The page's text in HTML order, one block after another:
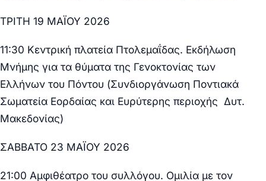
ΤΡΙΤΗ 19 ΜΑΪΟΥ 2026
11:30 Κεντρική πλατεία Πτολεμαΐδας. Εκδήλωση
Μνήμης για τα θύματα της Γενοκτονίας των
Ελλήνων του Πόντου (Συνδιοργάνωση Ποντιακά
Σωματεία Εορδαίας και Ευρύτερης περιοχής Δυτ.
Μακεδονίας)
ΣΑΒΒΑΤΟ 23 ΜΑΪΟΥ 2026
21:00 Αμφιθέατρο του συλλόγου. Ομιλία με τον